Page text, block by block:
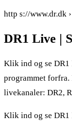
http s://www.dr.dk
DR1 Live |
Klik ind og se DR1
programmet forfra.
livekanaler: DR2,
Klik ind og se DR1